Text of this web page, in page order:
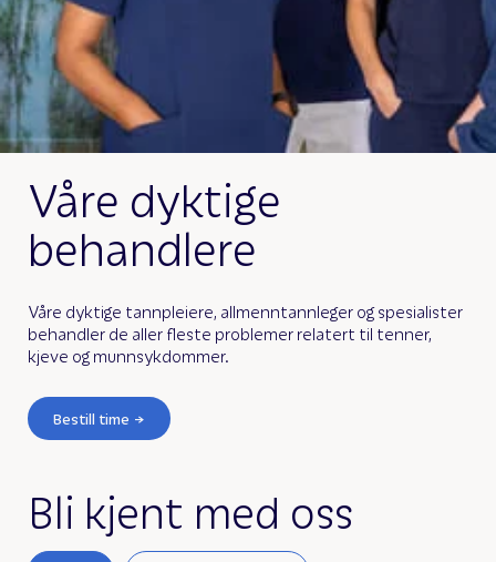
Våre dyktige
behandlere
Våre dyktige tannpleiere, allmenntannleger og spesialister
behandler de aller fleste problemer relatert til tenner,
kjeve og munnsykdommer.
Bestill time
Bli kjent med oss